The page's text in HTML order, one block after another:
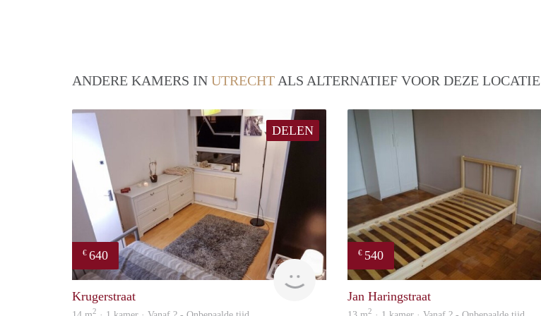
ANDERE KAMERS IN UTRECHT ALS ALTERNATIEF VOOR DEZE LOCATIE
DELEN
€ 640
finder
Krugerstraat
2
€ 540
Jan Haringstraat
2